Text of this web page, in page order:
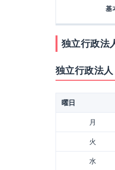
基
独立行政法
独立行政法
曜日
月
火
水